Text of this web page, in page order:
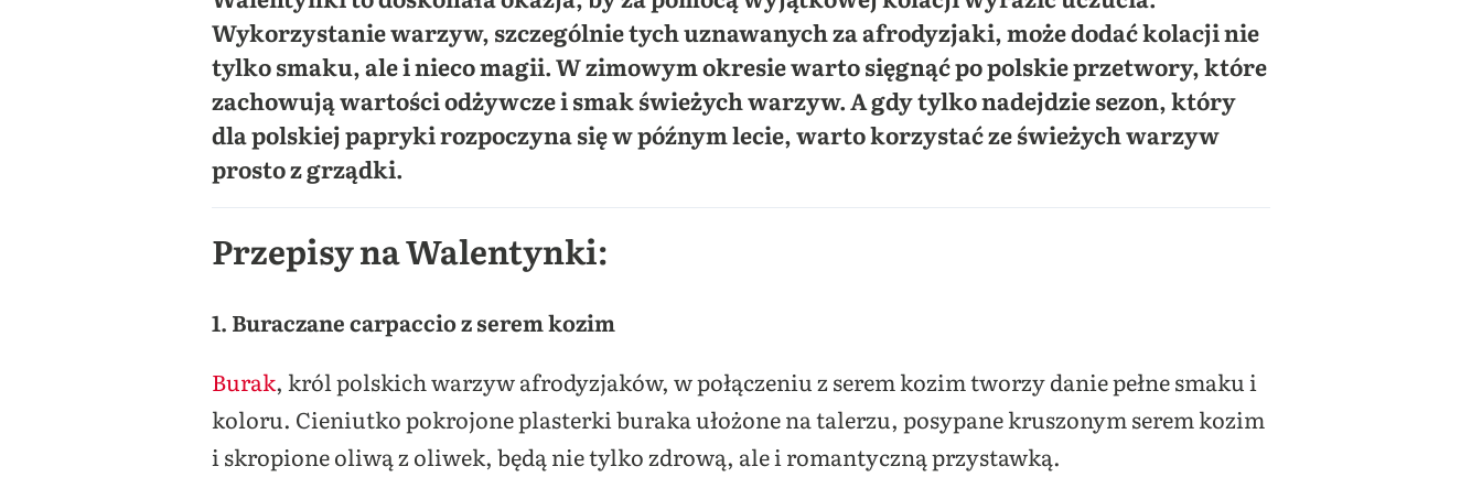
Wykorzystanie warzyw, szczególnie tych uznawanych za afrodyzjaki, może dodać kolacji nie
tylko smaku, ale i nieco magii. W zimowym okresie warto sięgnąć po polskie przetwory, które
zachowują wartości odżywcze i smak świeżych warzyw. A gdy tylko nadejdzie sezon, który
dla polskiej papryki rozpoczyna się w późnym lecie, warto korzystać ze świeżych warzyw
prosto z grządki.
Przepisy na Walentynki:
1. Buraczane carpaccio z serem kozim
Burak, król polskich warzyw afrodyzjaków, w połączeniu z serem kozim tworzy danie pełne smaku i
koloru. Cieniutko pokrojone plasterki buraka ułożone na talerzu, posypane kruszonym serem kozim
i skropione oliwą z oliwek, będą nie tylko zdrową, ale i romantyczną przystawką.